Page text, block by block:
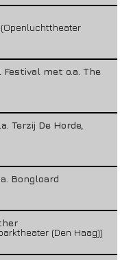
met o.a. The
Terzij De Horde,
Bongloard
(Den Haag))